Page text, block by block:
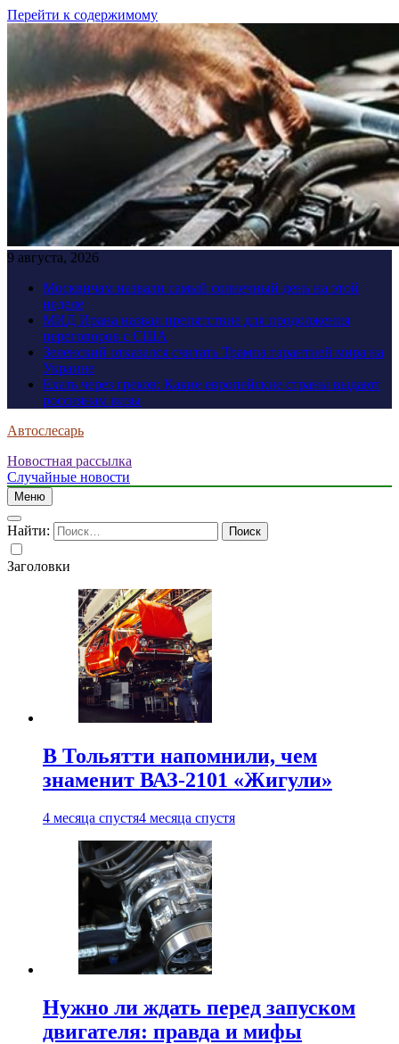
Перейти к содержимому
9 августа, 2026
Москвичам назвали самый солнечный день на этой
неделе
МИД Ирана назвал препятствие для продолжения
переговоров с США
Зеленский отказался считать Трампа гарантией мира на
Украине
Ехать через греков: Какие европейские страны выдают
россиянам визы
Автослесарь
Новостная рассылка
Случайные новости
Меню
Найти:
Заголовки
В Тольятти напомнили, чем
знаменит ВАЗ-2101 «Жигули»
4 месяца спустя4 месяца спустя
Нужно ли ждать перед запуском
двигателя: правда и мифы